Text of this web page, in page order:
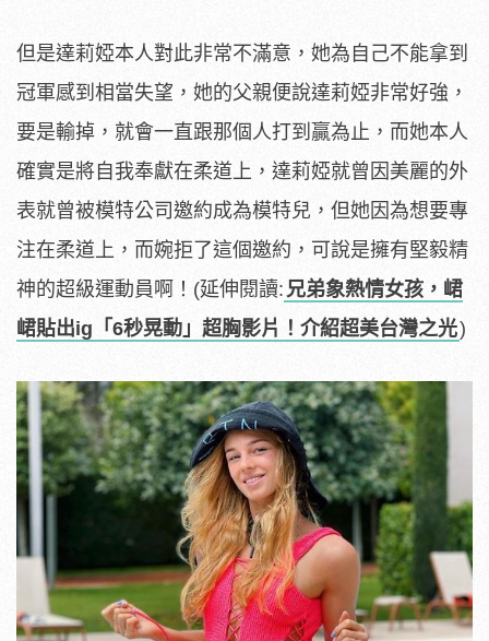
但是達莉婭本人對此非常不滿意，她為自己不能拿到
冠軍感到相當失望，她的父親便說達莉婭非常好強，
要是輸掉，就會一直跟那個人打到贏為止，而她本人
確實是將自我奉獻在柔道上，達莉婭就曾因美麗的外
表就曾被模特公司邀約成為模特兒，但她因為想要專
注在柔道上，而婉拒了這個邀約，可說是擁有堅毅精
神的超級運動員啊！(延伸閱讀: 兄弟象熱情女孩，峮
峮貼出ig「6秒晃動」超胸影片！介紹超美台灣之光)